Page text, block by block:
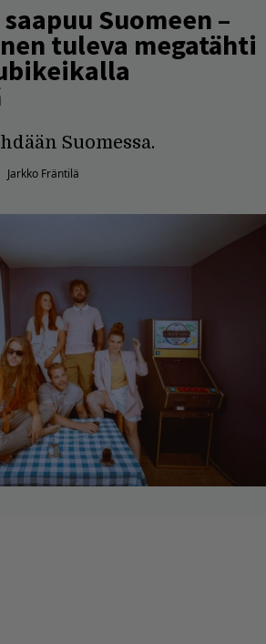
Suomeen –
tuleva megatähti
Suomessa.
Jarkko Fräntilä